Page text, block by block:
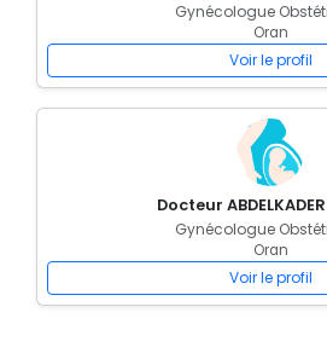
Gynécologue
Oran
Voir le profil
Docteur ABDELKADER
Gynécologue
Oran
Voir le profil